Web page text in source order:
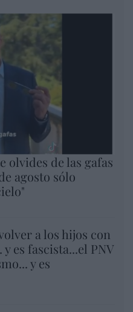
olvides de las gafas
agosto sólo
a los hijos con
y es fascista...el PNV
y es